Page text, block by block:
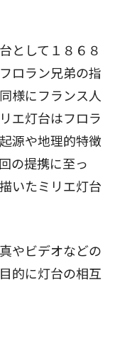
として１８６８
ロラン兄弟の指
様にフランス人
エ灯台はフロラ
源や地理的特徴
の提携に至っ
いたミリエ灯台
やビデオなどの
的に灯台の相互